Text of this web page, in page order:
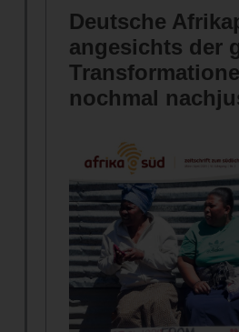
Deutsche
angesichts der
nochmal